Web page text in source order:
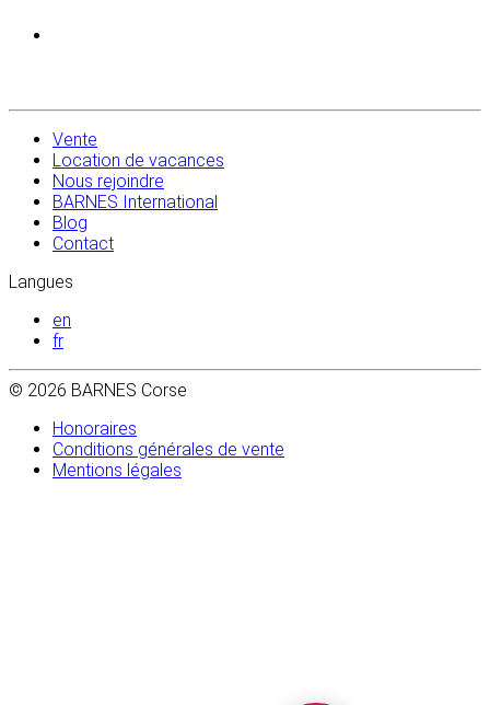
Vente
Location de vacances
Nous rejoindre
BARNES International
Blog
Contact
Langues
en
fr
© 2026 BARNES Corse
Honoraires
Conditions générales de vente
Mentions légales